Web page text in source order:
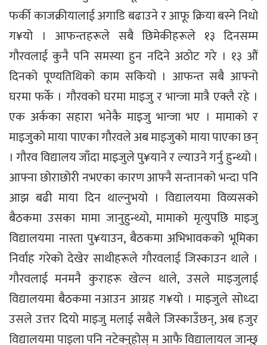
फर्की काजक्रीयालाई अगाडि बढाउने र आफू क्रिया बस्ने निधो
ग¥यो । आफन्तहरूले सबै छिमेकीहरूले १३ दिनसम्म
गौरवलाई कुनै पनि समस्या हुन नदिने अठोट गरे । १३ औं
दिनको पूण्यतिथिको काम सकियो । आफन्त सबै आफ्नो
घरमा फर्के । गौरवको घरमा माइजु र भान्जा मात्रै एक्लै रहे ।
एक अर्कका सहारा भनेकै माइजु भान्जा भए । मामाको र
माइजुको माया पाएका गौरवले अब माइजुको माया पाएका छन्
। गौरव विद्यालय जाँदा माइजुले पु¥याने र ल्याउने गर्नु हुन्थ्यो ।
आफ्ना छोराछोरी नभएका कारण आफ्नै सन्तानको भन्दा पनि
आझ बढी माया दिन थाल्नुभयो । विद्यालयमा विव्यसको
बैठकमा उसका मामा जानुहुन्थ्यो, मामाको मृत्युपछि माइजु
विद्यालयमा नास्ता पु¥याउन, बैठकमा अभिभावकको भूमिका
निर्वाह गरेको देखेर साथीहरूले गौरवलाई जिस्काउन थाले ।
गौरवलाई मनमनै कुराहरू खेल्न थाले, उसले माइजुलाई
विद्यालयमा बैठकमा नआउन आग्रह ग¥यो । माइजुले सोध्दा
उसले उत्तर दियो माइजु मलाई सबैले जिस्काउँछन्, अब हजुर
विद्यालयमा पाइला पनि नटेक्नुहोस् म आफै विद्यालायल जान्छु